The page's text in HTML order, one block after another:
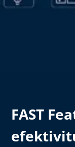
FAST